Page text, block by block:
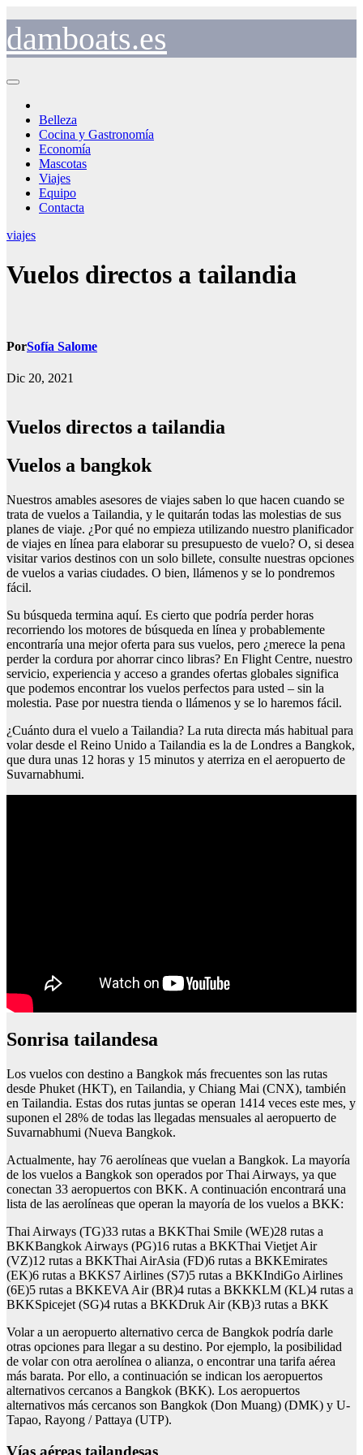
contenido
damboats.es
Belleza
Cocina y Gastronomía
Economía
Mascotas
Viajes
Equipo
Contacta
viajes
Vuelos directos a tailandia
PorSofía Salome
Dic 20, 2021
Vuelos directos a tailandia
Vuelos a bangkok
Nuestros amables asesores de viajes saben lo que hacen cuando se
trata de vuelos a Tailandia, y le quitarán todas las molestias de sus
planes de viaje. ¿Por qué no empieza utilizando nuestro planificador
de viajes en línea para elaborar su presupuesto de vuelo? O, si desea
visitar varios destinos con un solo billete, consulte nuestras opciones
de vuelos a varias ciudades. O bien, llámenos y se lo pondremos
fácil.
Su búsqueda termina aquí. Es cierto que podría perder horas
recorriendo los motores de búsqueda en línea y probablemente
encontraría una mejor oferta para sus vuelos, pero ¿merece la pena
perder la cordura por ahorrar cinco libras? En Flight Centre, nuestro
servicio, experiencia y acceso a grandes ofertas globales significa
que podemos encontrar los vuelos perfectos para usted – sin la
molestia. Pase por nuestra tienda o llámenos y se lo haremos fácil.
¿Cuánto dura el vuelo a Tailandia? La ruta directa más habitual para
volar desde el Reino Unido a Tailandia es la de Londres a Bangkok,
que dura unas 12 horas y 15 minutos y aterriza en el aeropuerto de
Suvarnabhumi.
Sonrisa tailandesa
Los vuelos con destino a Bangkok más frecuentes son las rutas
desde Phuket (HKT), en Tailandia, y Chiang Mai (CNX), también
en Tailandia. Estas dos rutas juntas se operan 1414 veces este mes, y
suponen el 28% de todas las llegadas mensuales al aeropuerto de
Suvarnabhumi (Nueva Bangkok.
Actualmente, hay 76 aerolíneas que vuelan a Bangkok. La mayoría
de los vuelos a Bangkok son operados por Thai Airways, ya que
conectan 33 aeropuertos con BKK. A continuación encontrará una
lista de las aerolíneas que operan la mayoría de los vuelos a BKK:
Thai Airways (TG)33 rutas a BKKThai Smile (WE)28 rutas a
BKKBangkok Airways (PG)16 rutas a BKKThai Vietjet Air
(VZ)12 rutas a BKKThai AirAsia (FD)6 rutas a BKKEmirates
(EK)6 rutas a BKKS7 Airlines (S7)5 rutas a BKKIndiGo Airlines
(6E)5 rutas a BKKEVA Air (BR)4 rutas a BKKKLM (KL)4 rutas a
BKKSpicejet (SG)4 rutas a BKKDruk Air (KB)3 rutas a BKK
Volar a un aeropuerto alternativo cerca de Bangkok podría darle
otras opciones para llegar a su destino. Por ejemplo, la posibilidad
de volar con otra aerolínea o alianza, o encontrar una tarifa aérea
más barata. Por ello, a continuación se indican los aeropuertos
alternativos cercanos a Bangkok (BKK). Los aeropuertos
alternativos más cercanos son Bangkok (Don Muang) (DMK) y U-
Tapao, Rayong / Pattaya (UTP).
Vías aéreas tailandesas